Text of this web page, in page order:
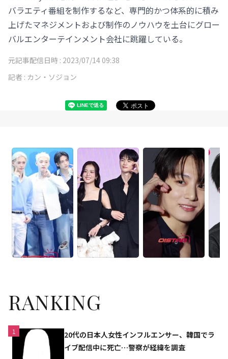
バラエティ番組を制作するなど、専門的かつ体系的に積み
上げたマネジメントおよび制作のノウハウを土台にグロー
バルエンターテインメント会社に跳躍している。
元記事配信日時 : 2023/07/14 09:38
記者 : カン・ソジョン
RANKING
1
20代の日本人女性インフルエンサー、韓国でラ
イブ配信中に死亡…警察が経緯を調査